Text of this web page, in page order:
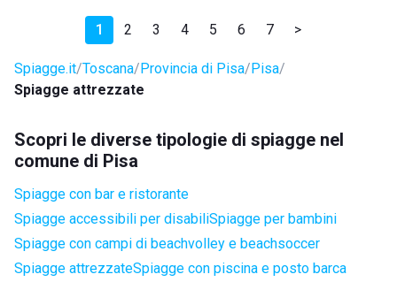
1 2 3 4 5 6 7 >
Spiagge.it Toscana Provincia di Pisa Pisa
Spiagge attrezzate
Scopri le diverse tipologie di spiagge nel
comune di Pisa
Spiagge con bar e ristorante
Spiagge accessibili per disabiliSpiagge per bambini
Spiagge con campi di beachvolley e beachsoccer
Spiagge attrezzateSpiagge con piscina e posto barca